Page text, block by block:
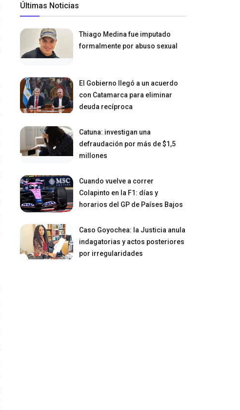
Últimas Noticias
Thiago Medina fue imputado
formalmente por abuso sexual
El Gobierno llegó a un acuerdo
con Catamarca para eliminar
deuda recíproca
Catuna: investigan una
defraudación por más de $1,5
millones
Cuando vuelve a correr
Colapinto en la F1: días y
horarios del GP de Países Bajos
Caso Goyochea: la Justicia anula
indagatorias y actos posteriores
por irregularidades